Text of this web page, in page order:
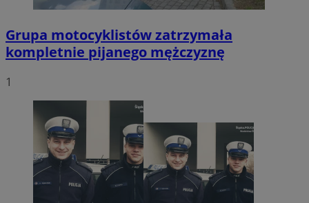
Grupa motocyklistów zatrzymała
kompletnie pijanego mężczyznę
1